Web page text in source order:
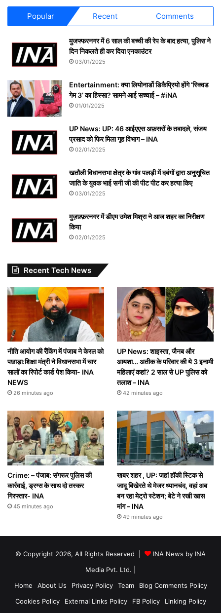
Popular Recent Comments
मुजफ्फरनगर में 6 साल की बच्ची की रेप के बाद हत्या, पुलिस ने
दिन निकलते ही कर दिया एनकाउंटर
03/01/2025
Entertainment: क्या लियोनार्डो डिकैप्रियो होंगे ‘स्क्विड
गेम 3’ का हिस्सा? सामने आई सच्चाई – #iNA
01/01/2025
UP News: UP: 46 आईएएस अफ़सरों के तबादले, संजय
प्रसाद को फिर मिला गृह विभाग – INA
02/01/2025
खतौली विधानसभा क्षेत्र के गांव पलड़ी में दबंगों द्वारा अनुसूचित
जाति के युवक भाई सनी जी की पीट पीट कर हत्या किए
03/01/2025
मुज़फ़्फ़रनगर में डीएम उमेश मिश्रा ने आज शहर का निरीक्षण
किया
02/01/2025
Recent Tech News
नीति आयोग की रैंकिंग में पंजाब ने केरल को
पछाड़ा:शिक्षा मंत्री ने विधानसभा में चार
सालों का रिपोर्ट कार्ड पेश किया- INA
NEWS
26 minutes ago
UP News: शाइस्ता, जैनब और
आयशा… अतीक के परिवार की ये 3 इनामी
महिलाएं कहां? 2 साल से UP पुलिस को
तलाश – INA
42 minutes ago
Crime: – पंजाब: संगरूर पुलिस की
कार्रवाई, ड्रग्स के साथ दो तस्कर
गिरफ्तार- INA
45 minutes ago
खबर शहर , UP: जहां हॉकी स्टिक से
जादू बिखेरते थे मेजर ध्यानचंद, वहां अब
बन रहा मेट्रो स्टेशन; बेटे ने रखी खास
मांग – INA
49 minutes ago
© Copyright 2026, All Rights Reserved |
INA News by INA
Media Pvt. Ltd.
Home
About Us Privacy Policy Team
Blog Comments Policy
Cookies Policy
External Links Policy FB Policy
Linking Policy